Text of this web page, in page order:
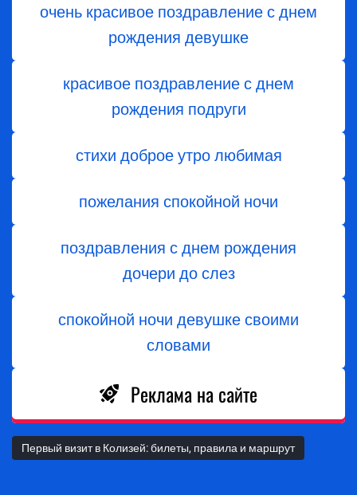
очень красивое поздравление с днем
рождения девушке
красивое поздравление с днем
рождения подруги
стихи доброе утро любимая
пожелания спокойной ночи
поздравления с днем ​​рождения
дочери до слез
спокойной ночи девушке своими
словами
Реклама на сайте
Первый визит в Колизей: билеты, правила и маршрут